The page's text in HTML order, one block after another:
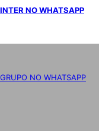
INTER NO WHATSAPP
GRUPO NO WHATSAPP